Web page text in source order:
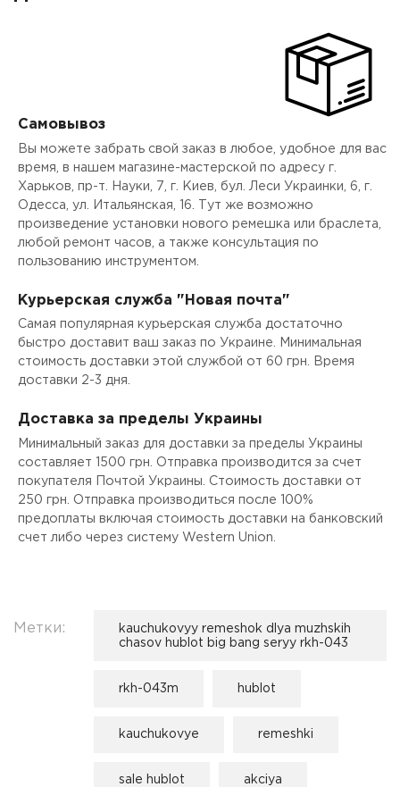
Самовывоз
Вы можете забрать свой заказ в любое, удобное для вас
время, в нашем магазине-мастерской по адресу г.
Харьков, пр-т. Науки, 7, г. Киев, бул. Леси Украинки, 6, г.
Одесса, ул. Итальянская, 16. Тут же возможно
произведение установки нового ремешка или браслета,
любой ремонт часов, а также консультация по
пользованию инструментом.
Курьерская служба "Новая почта"
Самая популярная курьерская служба достаточно
быстро доставит ваш заказ по Украине. Минимальная
стоимость доставки этой службой от 60 грн. Время
доставки 2-3 дня.
Доставка за пределы Украины
Минимальный заказ для доставки за пределы Украины
составляет 1500 грн. Отправка производится за счет
покупателя Почтой Украины. Стоимость доставки от
250 грн. Отправка производиться после 100%
предоплаты включая стоимость доставки на банковский
счет либо через систему Western Union.
Метки:
kauchukovyy remeshok dlya muzhskih
chasov hublot big bang seryy rkh-043
rkh-043m hublot
kauchukovye remeshki
sale hublot akciya